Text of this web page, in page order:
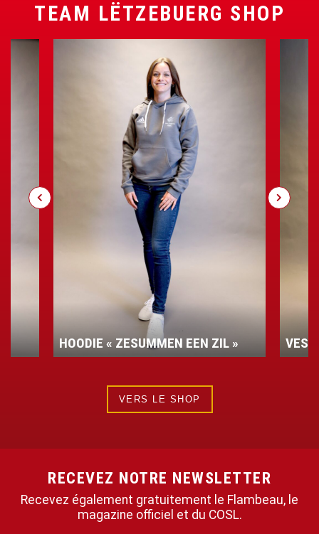
TEAM LËTZEBUERG SHOP
HOODIE « ZESUMMEN EEN ZIL »
VERS LE SHOP
RECEVEZ NOTRE NEWSLETTER
Recevez également gratuitement le Flambeau, le
magazine officiel et du COSL.